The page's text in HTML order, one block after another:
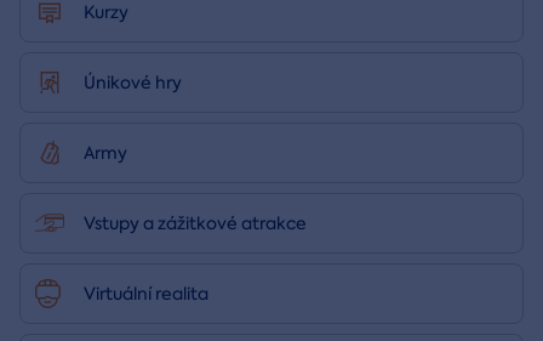
Kurzy
Únikové hry
Army
Vstupy a zážitkové atrakce
Virtuální realita